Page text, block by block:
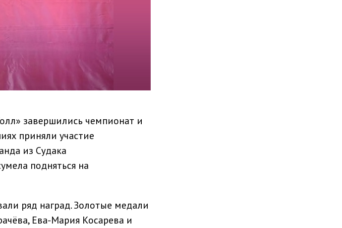
завершились чемпионат и
приняли участие
из Судака
подняться на
ряд наград. Золотые медали
Ева-Мария Косарева и